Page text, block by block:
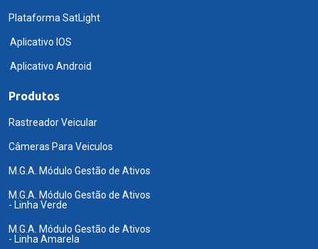
Plataforma SatLight
Aplicativo IOS
Aplicativo Android
Produtos
Rastreador Veicular
Câmeras Para Veiculos
M.G.A. Módulo Gestão de Ativos
M.G.A. Módulo Gestão de Ativos
- Linha Verde
M.G.A. Módulo Gestão de Ativos
- Linha Amarela